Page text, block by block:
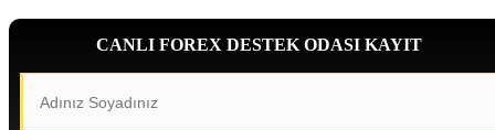
CANLI FOREX DESTEK ODASI KAYIT